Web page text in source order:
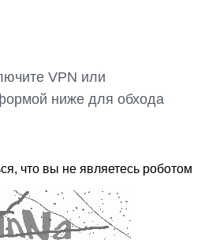
VPN или
ниже для обхода
что вы не являетесь роботом